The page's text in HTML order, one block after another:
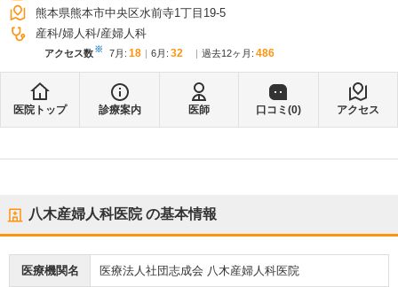
熊本県熊本市中央区水前寺1丁目19-5
産科 婦人科 産婦人科
アクセス数※ 7月 : 18 6月 : 32 過去12ヶ月: 486
医院トップ 診療案内 医師 口コミ(0) アクセス
八木産婦人科医院の基本情報
医療機関名 医療法人社団志成会 八木産婦人科医院